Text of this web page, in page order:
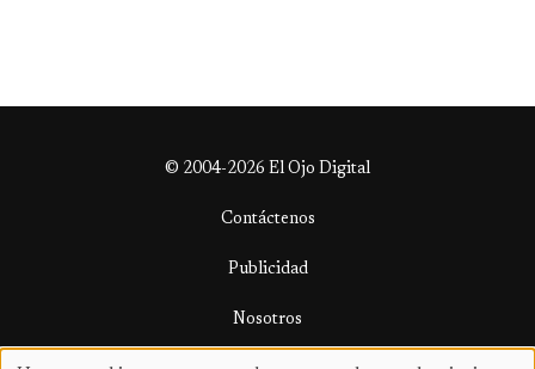
© 2004-2026 El Ojo Digital
Contáctenos
Publicidad
Nosotros